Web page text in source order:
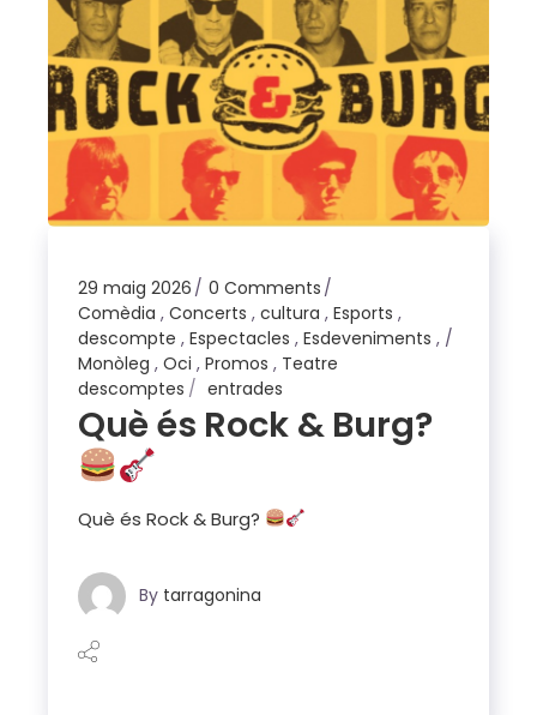
29 maig 2026
0 Comments
Comèdia ,Concerts ,cultura ,Esports ,
descompte ,Espectacles ,Esdeveniments ,
Monòleg ,Oci ,Promos , Teatre
descomptes
entrades
Què és Rock & Burg?
Què és Rock & Burg?
By tarragonina